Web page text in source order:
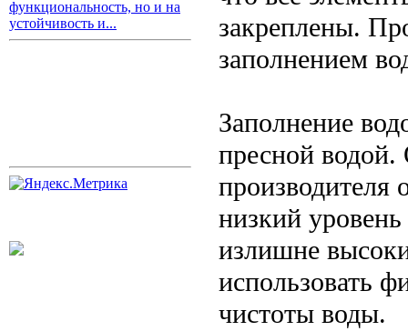
функциональность, но и на
устойчивость и...
закреплены.
заполнением
Заполнение
пресной водой.
производителя
низкий
излишне
использовать
чистоты воды.